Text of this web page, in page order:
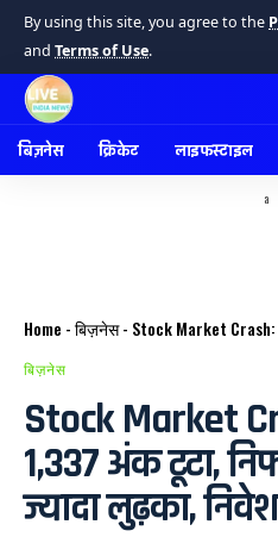
By using this site, you agree to the
and Terms of Use.
बिज़नेस क्रिकेट लाइफस्टाइल
a
Home -बिज़नेस- Stock Market Crash: सेंसेक्स 1,337
बिज़नेस
Stock Market
1,337 अंक टूटा,
ज्यादा लुढ़का,